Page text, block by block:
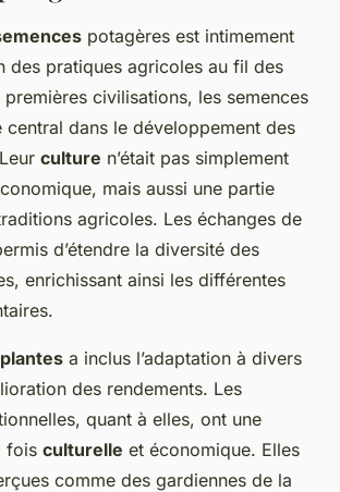
potagères est intimement
des pratiques agricoles au fil des
premières civilisations, les semences
central dans le développement des
culture n’était pas simplement
mais aussi une partie
agricoles. Les échanges de
d’étendre la diversité des
enrichissant ainsi les différentes
a inclus l’adaptation à divers
des rendements. Les
quant à elles, ont une
fois culturelle et économique. Elles
comme des gardiennes de la